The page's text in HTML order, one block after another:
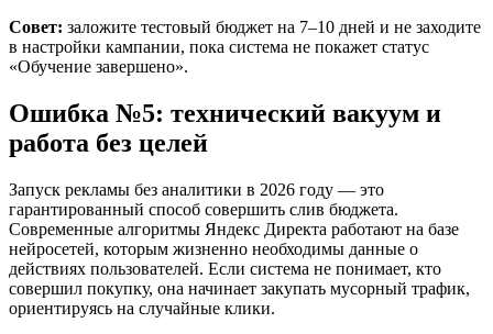
Совет: заложите тестовый бюджет на 7–10 дней и не заходите
в настройки кампании, пока система не покажет статус
«Обучение завершено».
Ошибка №5: технический вакуум и
работа без целей
Запуск рекламы без аналитики в 2026 году — это
гарантированный способ совершить слив бюджета.
Современные алгоритмы Яндекс Директа работают на базе
нейросетей, которым жизненно необходимы данные о
действиях пользователей. Если система не понимает, кто
совершил покупку, она начинает закупать мусорный трафик,
ориентируясь на случайные клики.